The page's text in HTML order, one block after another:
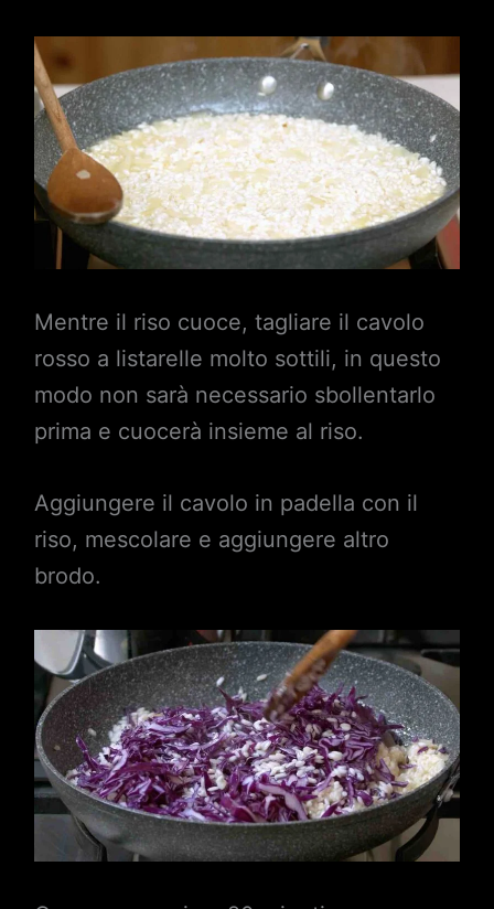
Mentre il riso cuoce, tagliare il cavolo
rosso a listarelle molto sottili, in questo
modo non sarà necessario sbollentarlo
prima e cuocerà insieme al riso.
Aggiungere il cavolo in padella con il
riso, mescolare e aggiungere altro
brodo.